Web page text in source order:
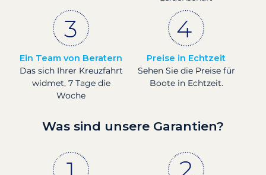
Ein Team von Beratern
Das sich Ihrer Kreuzfahrt
widmet, 7 Tage die
Woche
Preise in Echtzeit
Sehen Sie die Preise für
Boote in Echtzeit.
Was sind unsere Garantien?